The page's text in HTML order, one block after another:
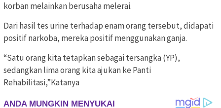
korban melainkan berusaha melerai.
Dari hasil tes urine terhadap enam orang tersebut, didapati
positif narkoba, mereka positif menggunakan ganja.
“Satu orang kita tetapkan sebagai tersangka (YP),
sedangkan lima orang kita ajukan ke Panti
Rehabilitasi,”Katanya